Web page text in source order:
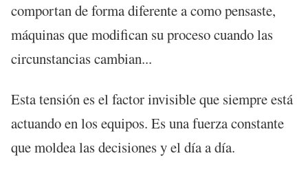
comportan de forma diferente a como pensaste,
máquinas que modifican su proceso cuando las
circunstancias cambian...
Esta tensión es el factor invisible que siempre está
actuando en los equipos. Es una fuerza constante
que moldea las decisiones y el día a día.